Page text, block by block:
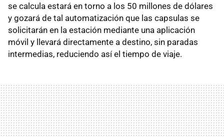
se calcula estará en torno a los 50 millones de dólares
y gozará de tal automatización que las capsulas se
solicitarán en la estación mediante una aplicación
móvil y llevará directamente a destino, sin paradas
intermedias, reduciendo así el tiempo de viaje.